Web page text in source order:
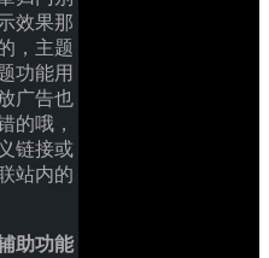
效果那
，主题
功能用
广告也
的哦，
链接或
站内的
助功能